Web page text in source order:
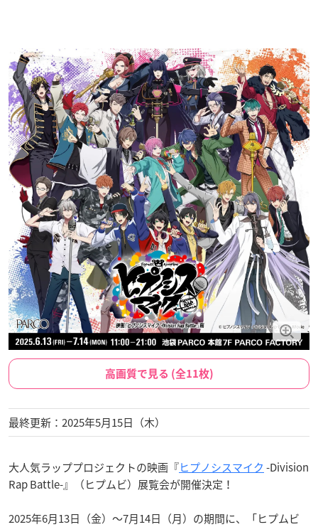
高画質で見る (全11枚)
最終更新：2025年5月15日（木）
大人気ラッププロジェクトの映画『ヒプノシスマイク -Division
Rap Battle-』（ヒプムビ）展覧会が開催決定！
2025年6月13日（金）～7月14日（月）の期間に、「ヒプムビ